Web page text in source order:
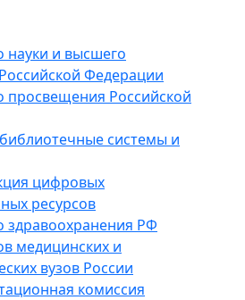
науки и высшего
Федерации
просвещения Российской
системы и
цифровых
ресурсов
здравоохранения РФ
медицинских и
вузов России
комиссия